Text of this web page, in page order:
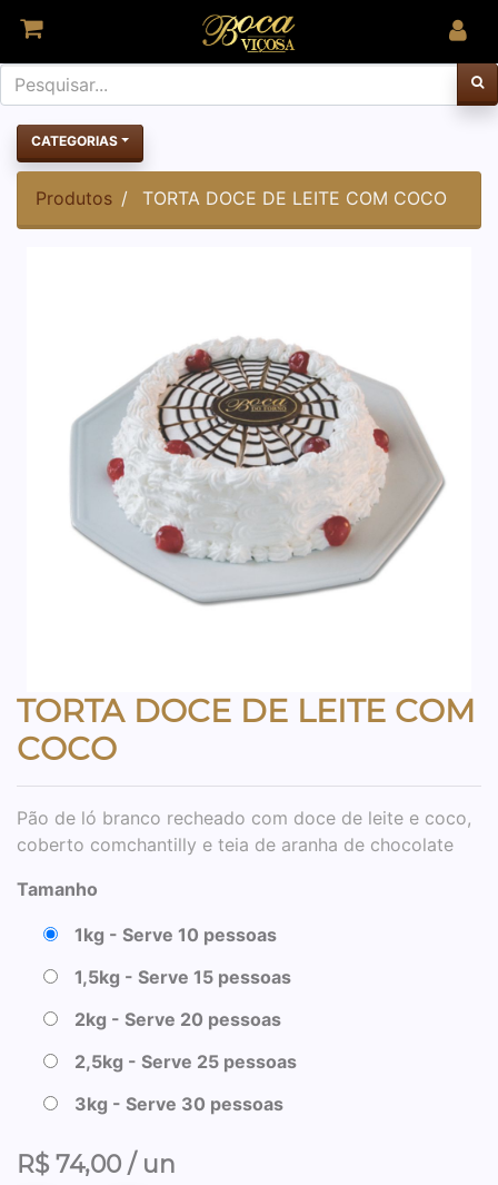
CATEGORIAS
Produtos TORTA DOCE DE LEITE COM COCO
TORTA DOCE DE LEITE COM
COCO
Pão de ló branco recheado com doce de leite e coco,
coberto comchantilly e teia de aranha de chocolate
Tamanho
1kg - Serve 10 pessoas
1,5kg - Serve 15 pessoas
2kg - Serve 20 pessoas
2,5kg - Serve 25 pessoas
3kg - Serve 30 pessoas
R$74,00 / un